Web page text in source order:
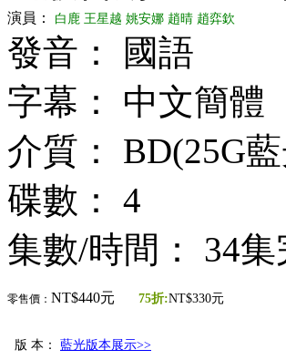
演員： 白鹿 王星越 姚安娜 趙晴 趙弈欽
發音： 國語
字幕： 中文簡體
介質： BD(25G
碟數： 4
集數/時間： 34
零售價： NT$440元 75折:NT$330元
版 本： 藍光版本展示>>